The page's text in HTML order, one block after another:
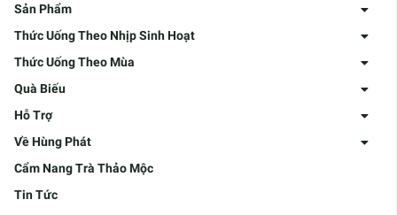
Sản Phẩm
Thức Uống Theo Nhịp Sinh Hoạt
Thức Uống Theo Mùa
Quà Biếu
Hỗ Trợ
Về Hùng Phát
Cẩm Nang Trà Thảo Mộc
Tin Tức